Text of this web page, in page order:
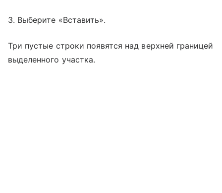
3. Выберите «Вставить».
Три пустые строки появятся над верхней границей
выделенного участка.